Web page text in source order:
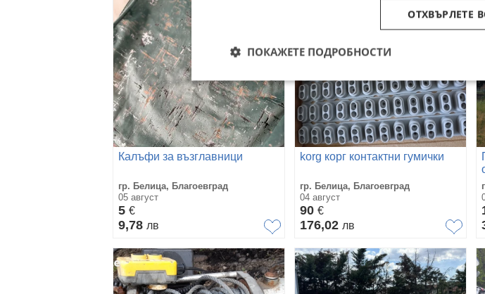
Калъфи за възглавници
гр. Белица, Благоевград
05 август
5 €
9,78 лв
korg корг контактни гумички
гр. Белица, Благоевград
04 август
90 €
176,02 лв
ОТХВЪРЛЕТЕ
ПОКАЖЕТЕ ПОДРОБНОСТИ